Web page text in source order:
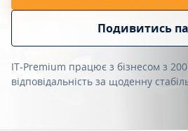
Подивитись
IT-Premium працює з бізнесом з
відповідальність за щоденну